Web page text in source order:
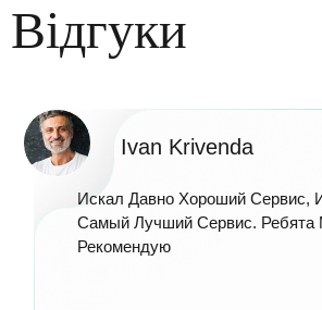
Відгуки
Ivan Krivenda
Искал Давно Хороший Сервис,
Самый Лучший Сервис.
Рекомендую